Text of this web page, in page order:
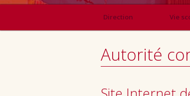
Direction Vie
Autorité